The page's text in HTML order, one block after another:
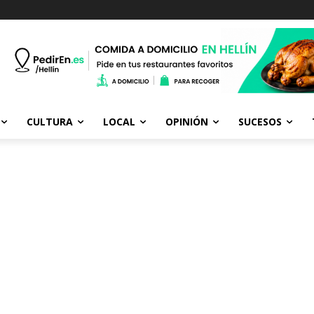
CULTURA LOCAL OPINIÓN SUCESOS